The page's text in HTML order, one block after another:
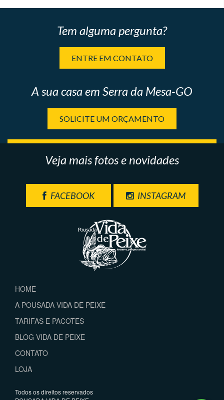
Tem alguma pergunta?
ENTRE EM CONTATO
A sua casa em Serra da Mesa-GO
SOLICITE UM ORÇAMENTO
Veja mais fotos e novidades
FACEBOOK INSTAGRAM
HOME
A POUSADA VIDA DE PEIXE
TARIFAS E PACOTES
BLOG VIDA DE PEIXE
CONTATO
LOJA
Todos os direitos reservados